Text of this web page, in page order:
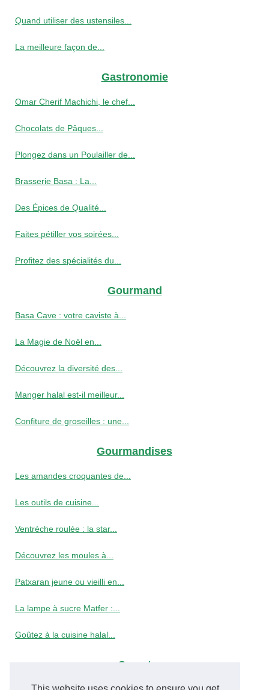
Quand utiliser des ustensiles...
La meilleure façon de...
Gastronomie
Omar Cherif Machichi, le chef...
Chocolats de Pâques...
Plongez dans un Poulailler de...
Brasserie Basa : La...
Des Épices de Qualité...
Faites pétiller vos soirées...
Profitez des spécialités du...
Gourmand
Basa Cave : votre caviste à...
La Magie de Noël en...
Découvrez la diversité des...
Manger halal est-il meilleur...
Confiture de groseilles : une...
Gourmandises
Les amandes croquantes de...
Les outils de cuisine...
Ventrèche roulée : la star...
Découvrez les moules à...
Patxaran jeune ou vieilli en...
La lampe à sucre Matfer :...
Goûtez à la cuisine halal...
Secret